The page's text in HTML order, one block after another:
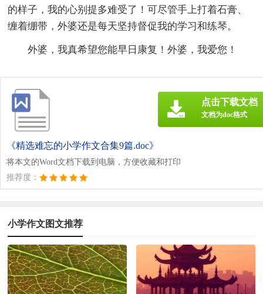
的样子，我的心别提多难受了！可尽管手上打着石膏、
缠着绷带，外婆还是每天坚持督促我的学习和练琴。
外婆，我真希望您能早日康复！外婆，我爱您！
《精选难忘的小学作文合集9篇.doc》
将本文的Word文档下载到电脑，方便收藏和打印
推荐度：
点击下载文档
文档为doc格式
小学作文图文推荐